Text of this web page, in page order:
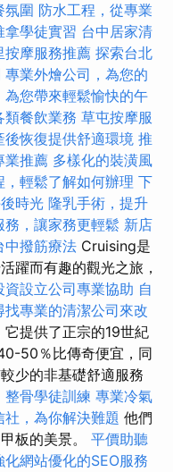
氛圍 防水工程，從專業
拿學徒實習 台中居家清
按摩服務推薦 探索台北
專業外燴公司，為您的
為您帶來輕鬆愉快的午
類餐飲業務 草屯按摩服
恢復提供舒適環境 推
業推薦 多樣化的裝潢風
，輕鬆了解如何辦理 下
時光 隆乳手術，提升
務，讓家務更輕鬆 新店
中撥筋療法 Cruising是
躍而有趣的觀光之旅，
資設立公司專業協助 自
找專業的清潔公司來改
提供了正宗的19世紀
50％比傳奇便宜，同
少的非基礎舒適服務
整骨學徒訓練 專業冷氣
社，為你解決難題 他們
板的美景。 平價助聽
化網站優化的SEO服務